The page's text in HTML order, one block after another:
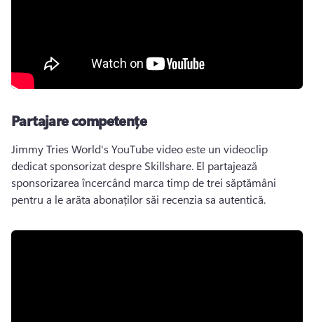
Partajare competențe
Jimmy Tries World's YouTube video este un videoclip
dedicat sponsorizat despre Skillshare. El partajează
sponsorizarea încercând marca timp de trei săptămâni
pentru a le arăta abonaților săi recenzia sa autentică.